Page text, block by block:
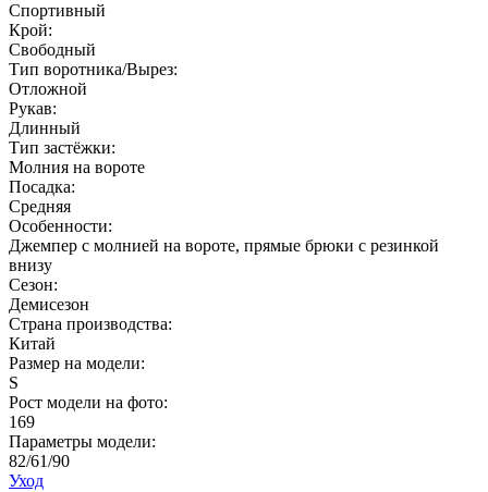
Спортивный
Крой:
Свободный
Тип воротника/Вырез:
Отложной
Рукав:
Длинный
Тип застёжки:
Молния на вороте
Посадка:
Средняя
Особенности:
Джемпер с молнией на вороте, прямые брюки с резинкой
внизу
Сезон:
Демисезон
Страна производства:
Китай
Размер на модели:
S
Рост модели на фото:
169
Параметры модели:
82/61/90
Уход